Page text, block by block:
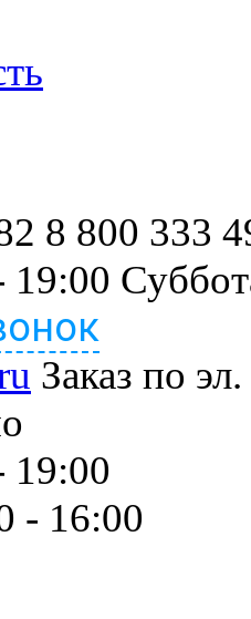
8 800 333
Заказ по
- 16:00